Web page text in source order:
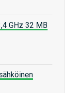
GHz 32 MB